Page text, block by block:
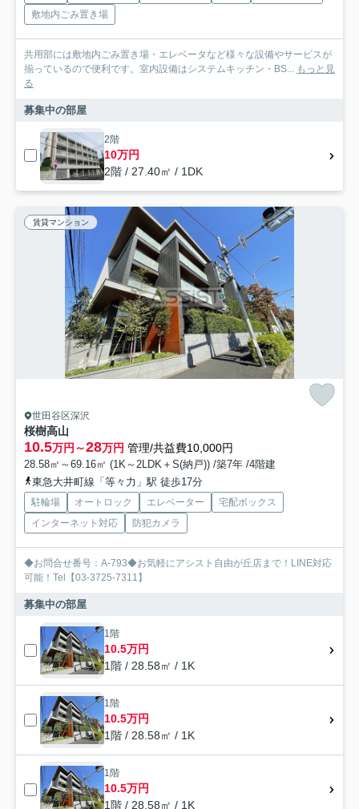
敷地内ごみ置き場
共用部には敷地内ごみ置き場・エレベータなど様々な設備やサービスが
揃っているので便利です。室内設備はシステムキッチン・BS... もっと見
る
募集中の部屋
2階
10万円
2階 / 27.40㎡ / 1DK
賃貸マンション
世田谷区深沢
桜樹高山
10.5万円～28万円 管理/共益費10,000円
28.58㎡～69.16㎡ (1K～2LDK＋S(納戸)) /築7年 /4階建
東急大井町線「等々力」駅 徒歩17分
駐輪場 オートロック エレベーター
宅配ボックス
インターネット対応
防犯カメラ
◆お問合せ番号：A-793◆お気軽にアシスト自由が丘店まで！LINE対応
可能！Tel【03-3725-7311】
募集中の部屋
1階
10.5万円
1階 / 28.58㎡ / 1K
1階
10.5万円
1階 / 28.58㎡ / 1K
1階
10.5万円
1階 / 28.58㎡ / 1K